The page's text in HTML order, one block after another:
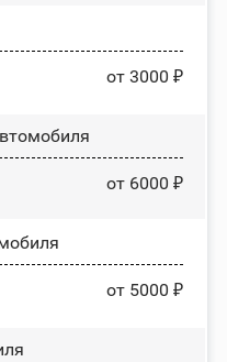
от 3000 ₽
от 6000 ₽
от 5000 ₽